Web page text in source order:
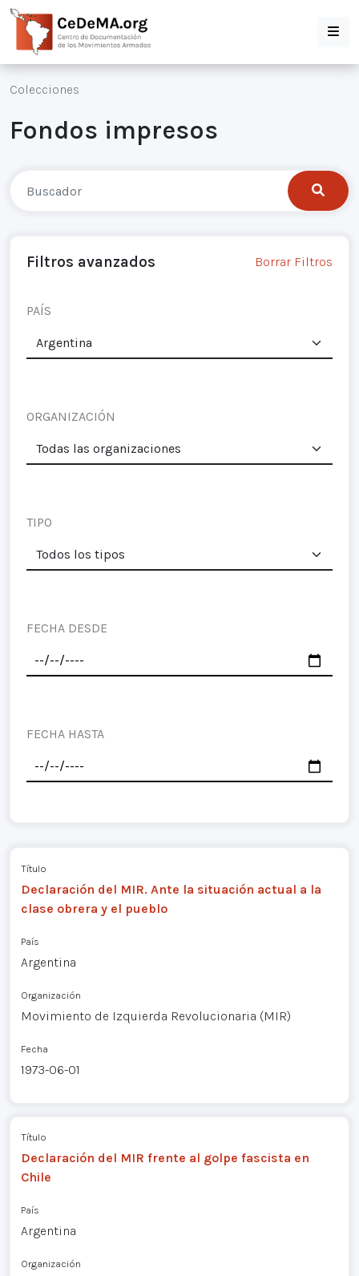
Colecciones
Fondos impresos
Filtros avanzados Borrar Filtros
PAÍS
ORGANIZACIÓN
TIPO
FECHA DESDE
FECHA HASTA
Título
Declaración del MIR. Ante la situación actual a la
clase obrera y el pueblo
País
Argentina
Organización
Movimiento de Izquierda Revolucionaria (MIR)
Fecha
1973-06-01
Título
Declaración del MIR frente al golpe fascista en
Chile
País
Argentina
Organización